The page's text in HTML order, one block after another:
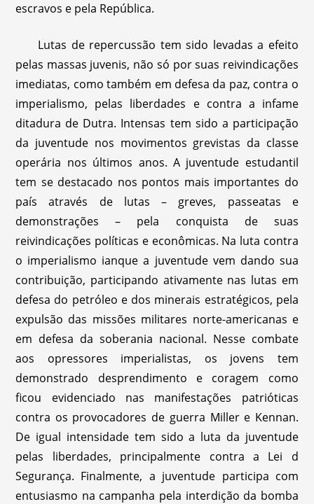
escravos e pela República.
Lutas de repercussão tem sido levadas a efeito
pelas massas juvenis, não só por suas reivindicações
imediatas, como também em defesa da paz, contra o
imperialismo, pelas liberdades e contra a infame
ditadura de Dutra. Intensas tem sido a participação
da juventude nos movimentos grevistas da classe
operária nos últimos anos. A juventude estudantil
tem se destacado nos pontos mais importantes do
país através de lutas – greves, passeatas e
demonstrações – pela conquista de suas
reivindicações políticas e econômicas. Na luta contra
o imperialismo ianque a juventude vem dando sua
contribuição, participando ativamente nas lutas em
defesa do petróleo e dos minerais estratégicos, pela
expulsão das missões militares norte-americanas e
em defesa da soberania nacional. Nesse combate
aos opressores imperialistas, os jovens tem
demonstrado desprendimento e coragem como
ficou evidenciado nas manifestações patrióticas
contra os provocadores de guerra Miller e Kennan.
De igual intensidade tem sido a luta da juventude
pelas liberdades, principalmente contra a Lei d
Segurança. Finalmente, a juventude participa com
entusiasmo na campanha pela interdição da bomba